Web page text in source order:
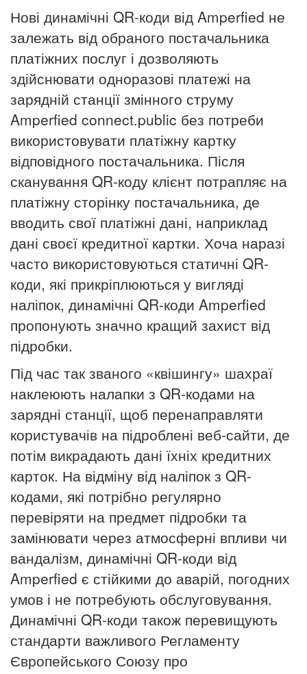
Нові динамічні QR-коди від Amperfied не
залежать від обраного постачальника
платіжних послуг і дозволяють
здійснювати одноразові платежі на
зарядній станції змінного струму
Amperfied connect.public без потреби
використовувати платіжну картку
відповідного постачальника. Після
сканування QR-коду клієнт потрапляє на
платіжну сторінку постачальника, де
вводить свої платіжні дані, наприклад
дані своєї кредитної картки. Хоча наразі
часто використовуються статичні QR-
коди, які прикріплюються у вигляді
наліпок, динамічні QR-коди Amperfied
пропонують значно кращий захист від
підробки.
Під час так званого «квішингу» шахраї
наклеюють налапки з QR-кодами на
зарядні станції, щоб перенаправляти
користувачів на підроблені веб-сайти, де
потім викрадають дані їхніх кредитних
карток. На відміну від наліпок з QR-
кодами, які потрібно регулярно
перевіряти на предмет підробки та
замінювати через атмосферні впливи чи
вандалізм, динамічні QR-коди від
Amperfied є стійкими до аварій, погодних
умов і не потребують обслуговування.
Динамічні QR-коди також перевищують
стандарти важливого Регламенту
Європейського Союзу про